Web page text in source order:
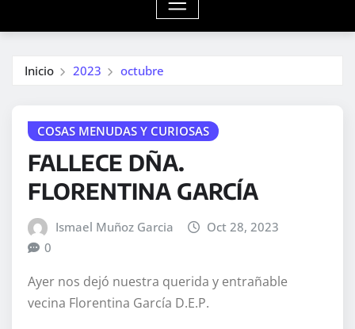
Inicio 2023 octubre
COSAS MENUDAS Y CURIOSAS
FALLECE DÑA.
FLORENTINA GARCÍA
Ismael Muñoz Garcia
Oct 28, 2023
0
Ayer nos dejó nuestra querida y entrañable
vecina Florentina García D.E.P.